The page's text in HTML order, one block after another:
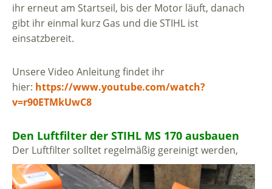
ihr erneut am Startseil, bis der Motor läuft, danach
gibt ihr einmal kurz Gas und die STIHL ist
einsatzbereit.
Unsere Video Anleitung findet ihr
hier: https://www.youtube.com/watch?
v=r90ETMkUwC8
Den Luftfilter der STIHL MS 170 ausbauen
Der Luftfilter solltet regelmäßig gereinigt werden,